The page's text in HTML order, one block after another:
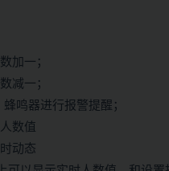
加一；
减一；
鸣器进行报警提醒；
数值
动态